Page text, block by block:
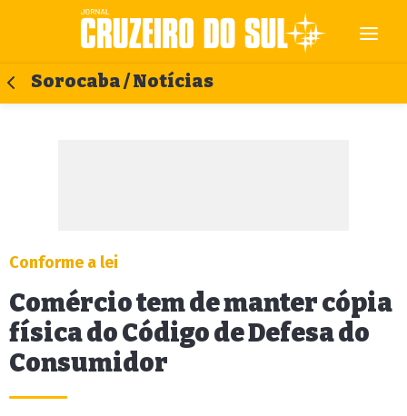
Sorocaba / Notícias
Conforme a lei
Comércio tem de manter cópia
física do Código de Defesa do
Consumidor